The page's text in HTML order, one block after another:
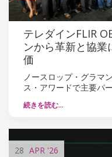
テレダインFLIR
ンから革新と協
価
ノースロップ・グラマ
ス・アワードで主要パ
続きを読む…
28 APR '26